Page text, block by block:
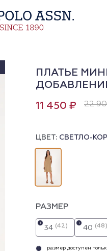
ПЛАТЬЕ
11 450 ₽ 22
ЦВЕТ: СВЕТЛО-
РАЗМЕР
34 (42)
i
40 (48)
i
i размер доступен